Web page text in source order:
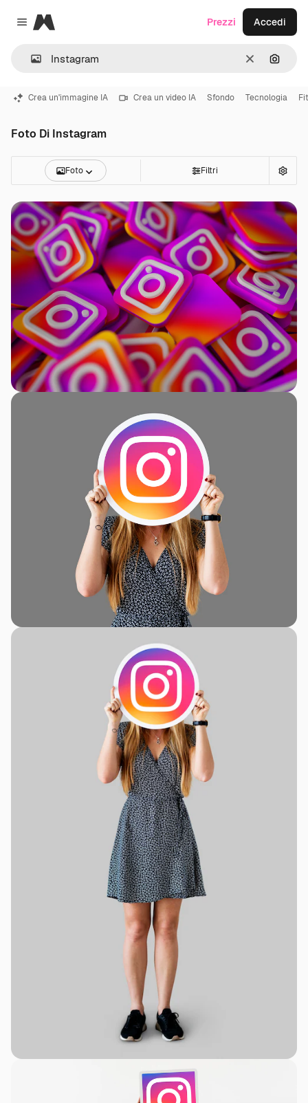
Close menu
Magnific
CancellaCerca
Prezzi Accedi
Crea un'immagine IA Crea un video IA Sfondo Tecnologia
Foto Di Instagram
Foto Filtri